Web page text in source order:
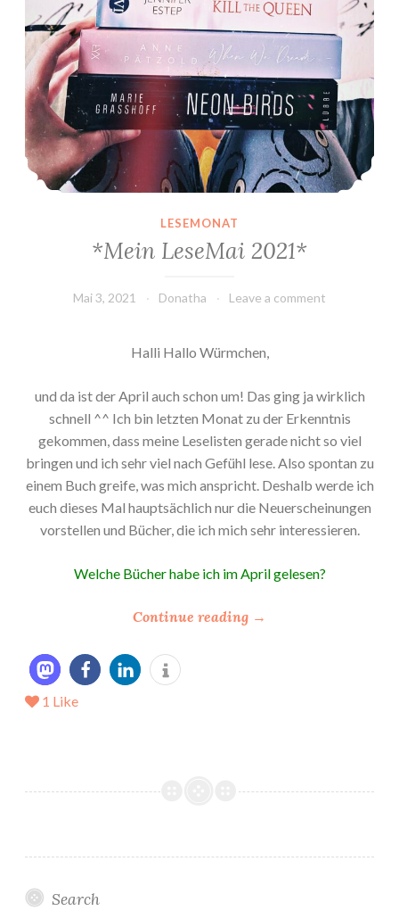
LESEMONAT
*Mein LeseMai 2021*
Mai 3, 2021 Donatha Leave a comment
Halli Hallo Würmchen,
und da ist der April auch schon um! Das ging ja wirklich
schnell ^^ Ich bin letzten Monat zu der Erkenntnis
gekommen, dass meine Leselisten gerade nicht so viel
bringen und ich sehr viel nach Gefühl lese. Also spontan zu
einem Buch greife, was mich anspricht. Deshalb werde ich
euch dieses Mal hauptsächlich nur die Neuerscheinungen
vorstellen und Bücher, die ich mich sehr interessieren.
Welche Bücher habe ich im April gelesen?
Continue reading “
s
a
→
1 Like
Search